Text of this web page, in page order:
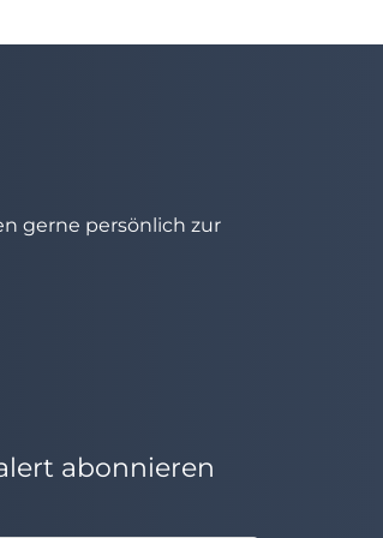
gerne persönlich zur
abonnieren